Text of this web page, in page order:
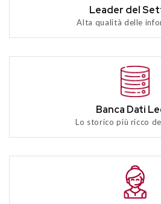
Leader del
Alta qualità delle
Banca Dati
Lo storico più ricco